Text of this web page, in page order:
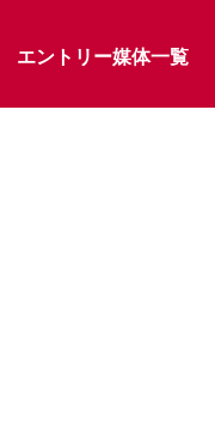
エントリー媒体一覧